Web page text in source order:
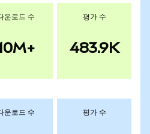
운로드 수 평가 수
483.9K
운로드 수 평가 수